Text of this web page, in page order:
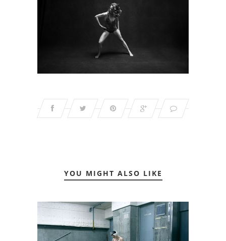
YOU MIGHT ALSO LIKE